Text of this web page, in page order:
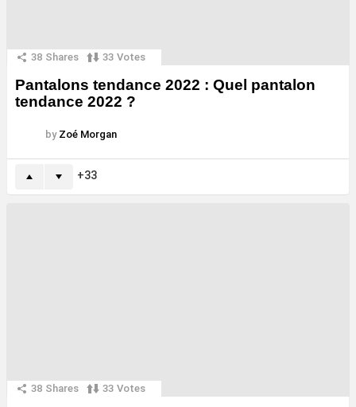
38 Shares 33 Votes
Pantalons tendance 2022 : Quel pantalon
tendance 2022 ?
by Zoé Morgan
33
38 Shares 33 Votes